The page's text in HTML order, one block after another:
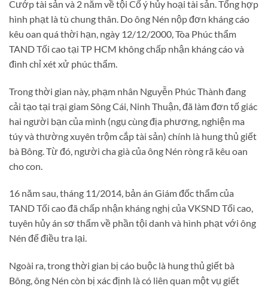
Cướp tài sản và 2 năm về tội Cố ý hủy hoại tài sản. Tổng hợp
hình phạt là tù chung thân. Do ông Nén nộp đơn kháng cáo
kêu oan quá thời hạn, ngày 12/12/2000, Tòa Phúc thẩm
TAND Tối cao tại TP HCM không chấp nhận kháng cáo và
đình chỉ xét xử phúc thẩm.
Trong thời gian này, phạm nhân Nguyễn Phúc Thành đang
cải tạo tại trại giam Sông Cái, Ninh Thuận, đã làm đơn tố giác
hai người bạn của mình (ngụ cùng địa phương, nghiện ma
túy và thường xuyên trộm cắp tài sản) chính là hung thủ giết
bà Bông. Từ đó, người cha già của ông Nén ròng rã kêu oan
cho con.
16 năm sau, tháng 11/2014, bản án Giám đốc thẩm của
TAND Tối cao đã chấp nhận kháng nghị của VKSND Tối cao,
tuyên hủy án sơ thẩm về phần tội danh và hình phạt với ông
Nén để điều tra lại.
Ngoài ra, trong thời gian bị cáo buộc là hung thủ giết bà
Bông, ông Nén còn bị xác định là có liên quan một vụ giết